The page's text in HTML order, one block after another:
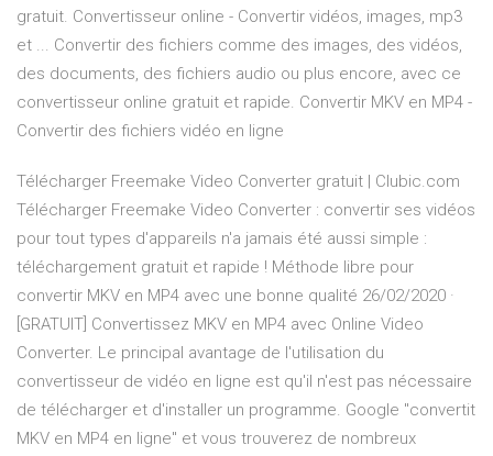
gratuit. Convertisseur online - Convertir vidéos, images, mp3
et ... Convertir des fichiers comme des images, des vidéos,
des documents, des fichiers audio ou plus encore, avec ce
convertisseur online gratuit et rapide. Convertir MKV en MP4 -
Convertir des fichiers vidéo en ligne
Télécharger Freemake Video Converter gratuit | Clubic.com
Télécharger Freemake Video Converter : convertir ses vidéos
pour tout types d'appareils n'a jamais été aussi simple :
téléchargement gratuit et rapide ! Méthode libre pour
convertir MKV en MP4 avec une bonne qualité 26/02/2020 ·
[GRATUIT] Convertissez MKV en MP4 avec Online Video
Converter. Le principal avantage de l'utilisation du
convertisseur de vidéo en ligne est qu'il n'est pas nécessaire
de télécharger et d'installer un programme. Google "convertit
MKV en MP4 en ligne" et vous trouverez de nombreux